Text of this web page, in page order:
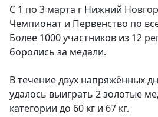
С 1 по 3 марта г Нижний
Чемпионат и Первенство по
Более 1000 участников из 12
боролись за медали.
В течение двух напряжённых
удалось выиграть 2 золотые
категории до 60 кг и 67 кг.